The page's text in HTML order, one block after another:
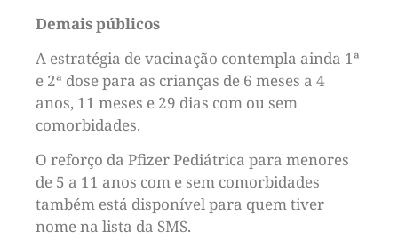
Demais públicos
A estratégia de vacinação contempla ainda 1ª
e 2ª dose para as crianças de 6 meses a 4
anos, 11 meses e 29 dias com ou sem
comorbidades.
O reforço da Pfizer Pediátrica para menores
de 5 a 11 anos com e sem comorbidades
também está disponível para quem tiver
nome na lista da SMS.